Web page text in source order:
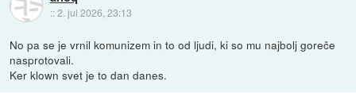
::2. jul 2026, 23:13
No pa se je vrnil komunizem in to od ljudi, ki so mu najbolj goreče
nasprotovali.
Ker klown svet je to dan danes.